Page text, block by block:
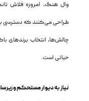
وال هنگ، امروزه فلاش
طراحی می‌کنند که دسترسی
چالش‌ها، انتخاب برندهای
حیاتی است.
نیاز به دیوار مستحکم و